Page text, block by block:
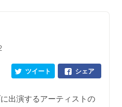
シェア
ツイート
出演するアーティストの